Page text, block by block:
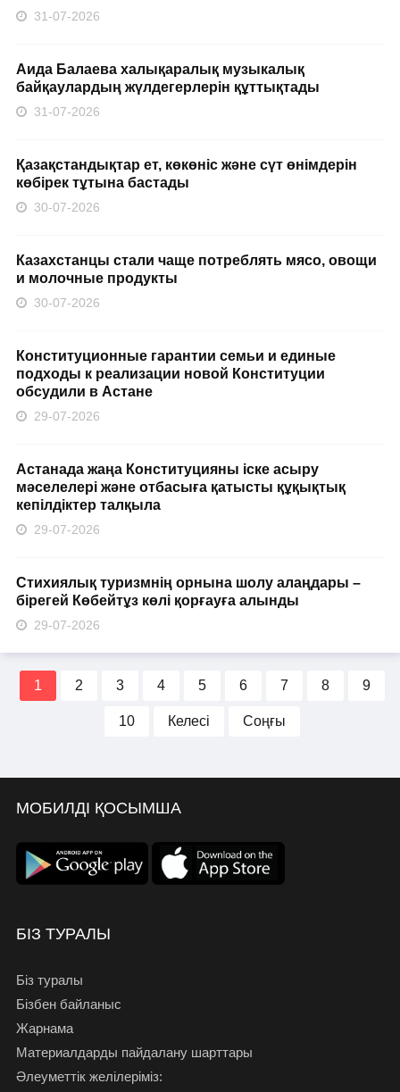
31-07-2026
Аида Балаева халықаралық музыкалық
байқаулардың жүлдегерлерін құттықтады
31-07-2026
Қазақстандықтар ет, көкөніс және сүт өнімдерін
көбірек тұтына бастады
30-07-2026
Казахстанцы стали чаще потреблять мясо, овощи
и молочные продукты
30-07-2026
Конституционные гарантии семьи и единые
подходы к реализации новой Конституции
обсудили в Астане
29-07-2026
Астанада жаңа Конституцияны іске асыру
мәселелері және отбасыға қатысты құқықтық
кепілдіктер талқыла
29-07-2026
Стихиялық туризмнің орнына шолу алаңдары –
бірегей Көбейтұз көлі қорғауға алынды
29-07-2026
1 2 3 4 5 6 7 8 9
10 Келесі Соңғы
МОБИЛДІ ҚОСЫМША
БІЗ ТУРАЛЫ
Біз туралы
Бізбен байланыс
Жарнама
Материалдарды пайдалану шарттары
Әлеуметтік желілеріміз: